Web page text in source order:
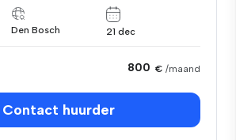
Den Bosch 21 dec
800 € /maand
Contact huurder